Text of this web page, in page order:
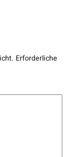
Erforderliche